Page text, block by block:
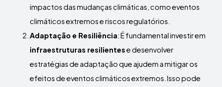
impactos das mudanças climáticas, como eventos
climáticos extremos e riscos regulatórios.
Adaptação e Resiliência: É fundamental investir em
infraestruturas resilientese desenvolver
estratégias de adaptação que ajudem a mitigar os
efeitos de eventos climáticos extremos. Isso pode